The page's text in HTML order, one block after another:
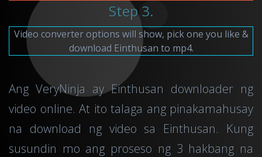
Step 3.
Video converter options will show, pick one you like &
download Einthusan to mp4.
Ang VeryNinja ay Einthusan downloader ng
video online. At ito talaga ang pinakamahusay
na download ng video sa Einthusan. Kung
susundin mo ang proseso ng 3 hakbang na